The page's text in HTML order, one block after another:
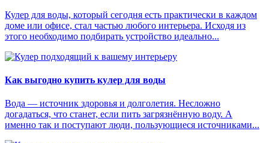
Кулер для воды, который сегодня есть практически в каждом
доме или офисе, стал частью любого интерьера. Исходя из
этого необходимо подбирать устройство идеально...
Как выгодно купить кулер для воды
Вода — источник здоровья и долголетия. Несложно
догадаться, что станет, если пить загрязнённую воду. А
именно так и поступают люди, пользующиеся источниками...